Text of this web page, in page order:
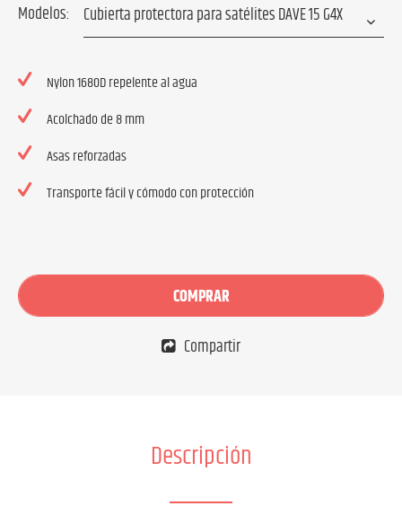
Modelos:
Nylon 1680D repelente al agua
Acolchado de 8 mm
Asas reforzadas
Transporte fácil y cómodo con protección
COMPRAR
Compartir
Descripción